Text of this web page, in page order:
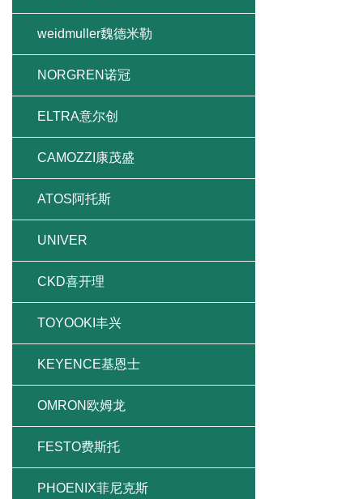
weidmuller魏德米勒
NORGREN诺冠
ELTRA意尔创
CAMOZZI康茂盛
ATOS阿托斯
UNIVER
CKD喜开理
TOYOOKI丰兴
KEYENCE基恩士
OMRON欧姆龙
FESTO费斯托
PHOENIX菲尼克斯